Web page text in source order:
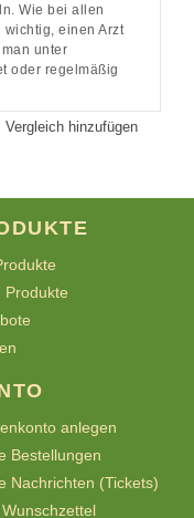
Wie bei allen
einen Arzt
unter
oder regelmäßig
Vergleich hinzufügen
Produkte
anlegen
Bestellungen
Nachrichten (Tickets)